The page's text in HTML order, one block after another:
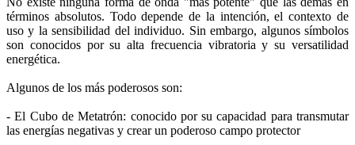
términos absolutos. Todo depende de la intención, el contexto de
uso y la sensibilidad del individuo. Sin embargo, algunos símbolos
son conocidos por su alta frecuencia vibratoria y su versatilidad
energética.
Algunos de los más poderosos son:
- El Cubo de Metatrón: conocido por su capacidad para transmutar
las energías negativas y crear un poderoso campo protector